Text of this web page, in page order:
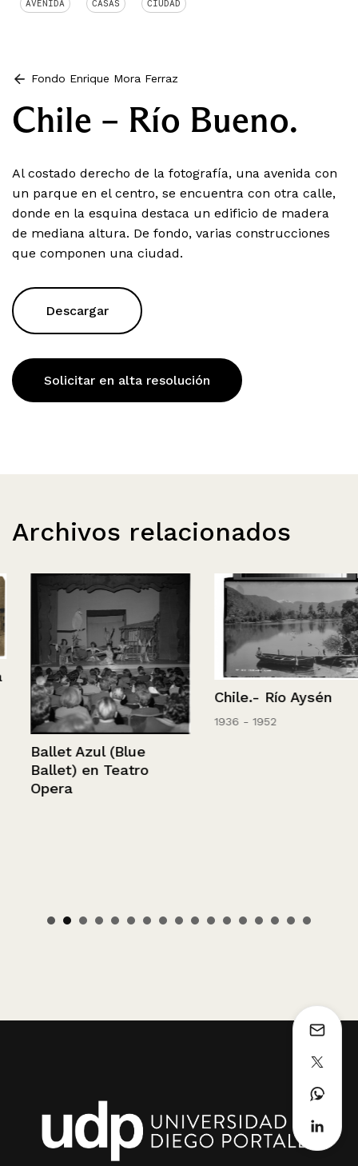
AVENIDA CASAS CIUDAD
Fondo Enrique Mora Ferraz
Chile – Río Bueno.
Al costado derecho de la fotografía, una avenida con
un parque en el centro, se encuentra con otra calle,
donde en la esquina destaca un edificio de madera
de mediana altura. De fondo, varias construcciones
que componen una ciudad.
Descargar
Solicitar en alta resolución
Archivos relacionados
Ballet Azul (Blue
Ballet) en Teatro
Opera
Chile.- Río Aysén
1936 - 1952